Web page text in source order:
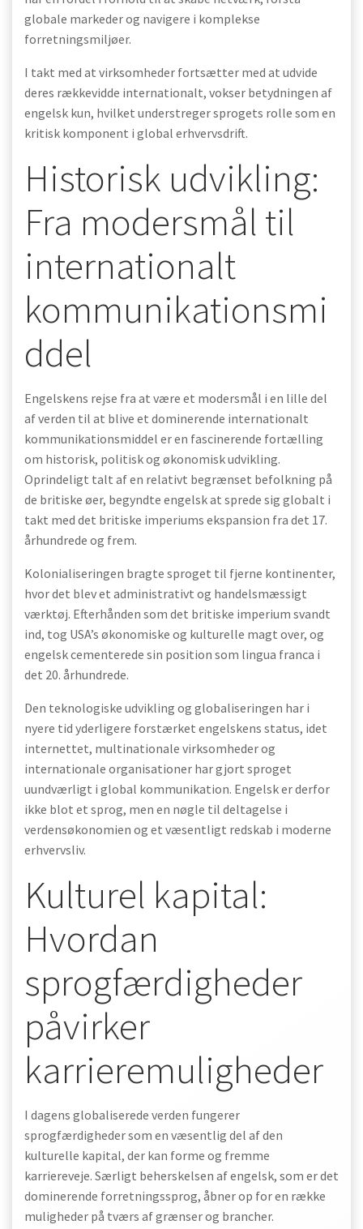
globale markeder og navigere i komplekse
forretningsmiljøer.
I takt med at virksomheder fortsætter med at udvide
deres rækkevidde internationalt, vokser betydningen af
engelsk kun, hvilket understreger sprogets rolle som en
kritisk komponent i global erhvervsdrift.
Historisk udvikling:
Fra modersmål til
internationalt
kommunikationsmi
ddel
Engelskens rejse fra at være et modersmål i en lille del
af verden til at blive et dominerende internationalt
kommunikationsmiddel er en fascinerende fortælling
om historisk, politisk og økonomisk udvikling.
Oprindeligt talt af en relativt begrænset befolkning på
de britiske øer, begyndte engelsk at sprede sig globalt i
takt med det britiske imperiums ekspansion fra det 17.
århundrede og frem.
Kolonialiseringen bragte sproget til fjerne kontinenter,
hvor det blev et administrativt og handelsmæssigt
værktøj. Efterhånden som det britiske imperium svandt
ind, tog USA’s økonomiske og kulturelle magt over, og
engelsk cementerede sin position som lingua franca i
det 20. århundrede.
Den teknologiske udvikling og globaliseringen har i
nyere tid yderligere forstærket engelskens status, idet
internettet, multinationale virksomheder og
internationale organisationer har gjort sproget
uundværligt i global kommunikation. Engelsk er derfor
ikke blot et sprog, men en nøgle til deltagelse i
verdensøkonomien og et væsentligt redskab i moderne
erhvervsliv.
Kulturel kapital:
Hvordan
sprogfærdigheder
påvirker
karrieremuligheder
I dagens globaliserede verden fungerer
sprogfærdigheder som en væsentlig del af den
kulturelle kapital, der kan forme og fremme
karriereveje. Særligt beherskelsen af engelsk, som er det
dominerende forretningssprog, åbner op for en række
muligheder på tværs af grænser og brancher.